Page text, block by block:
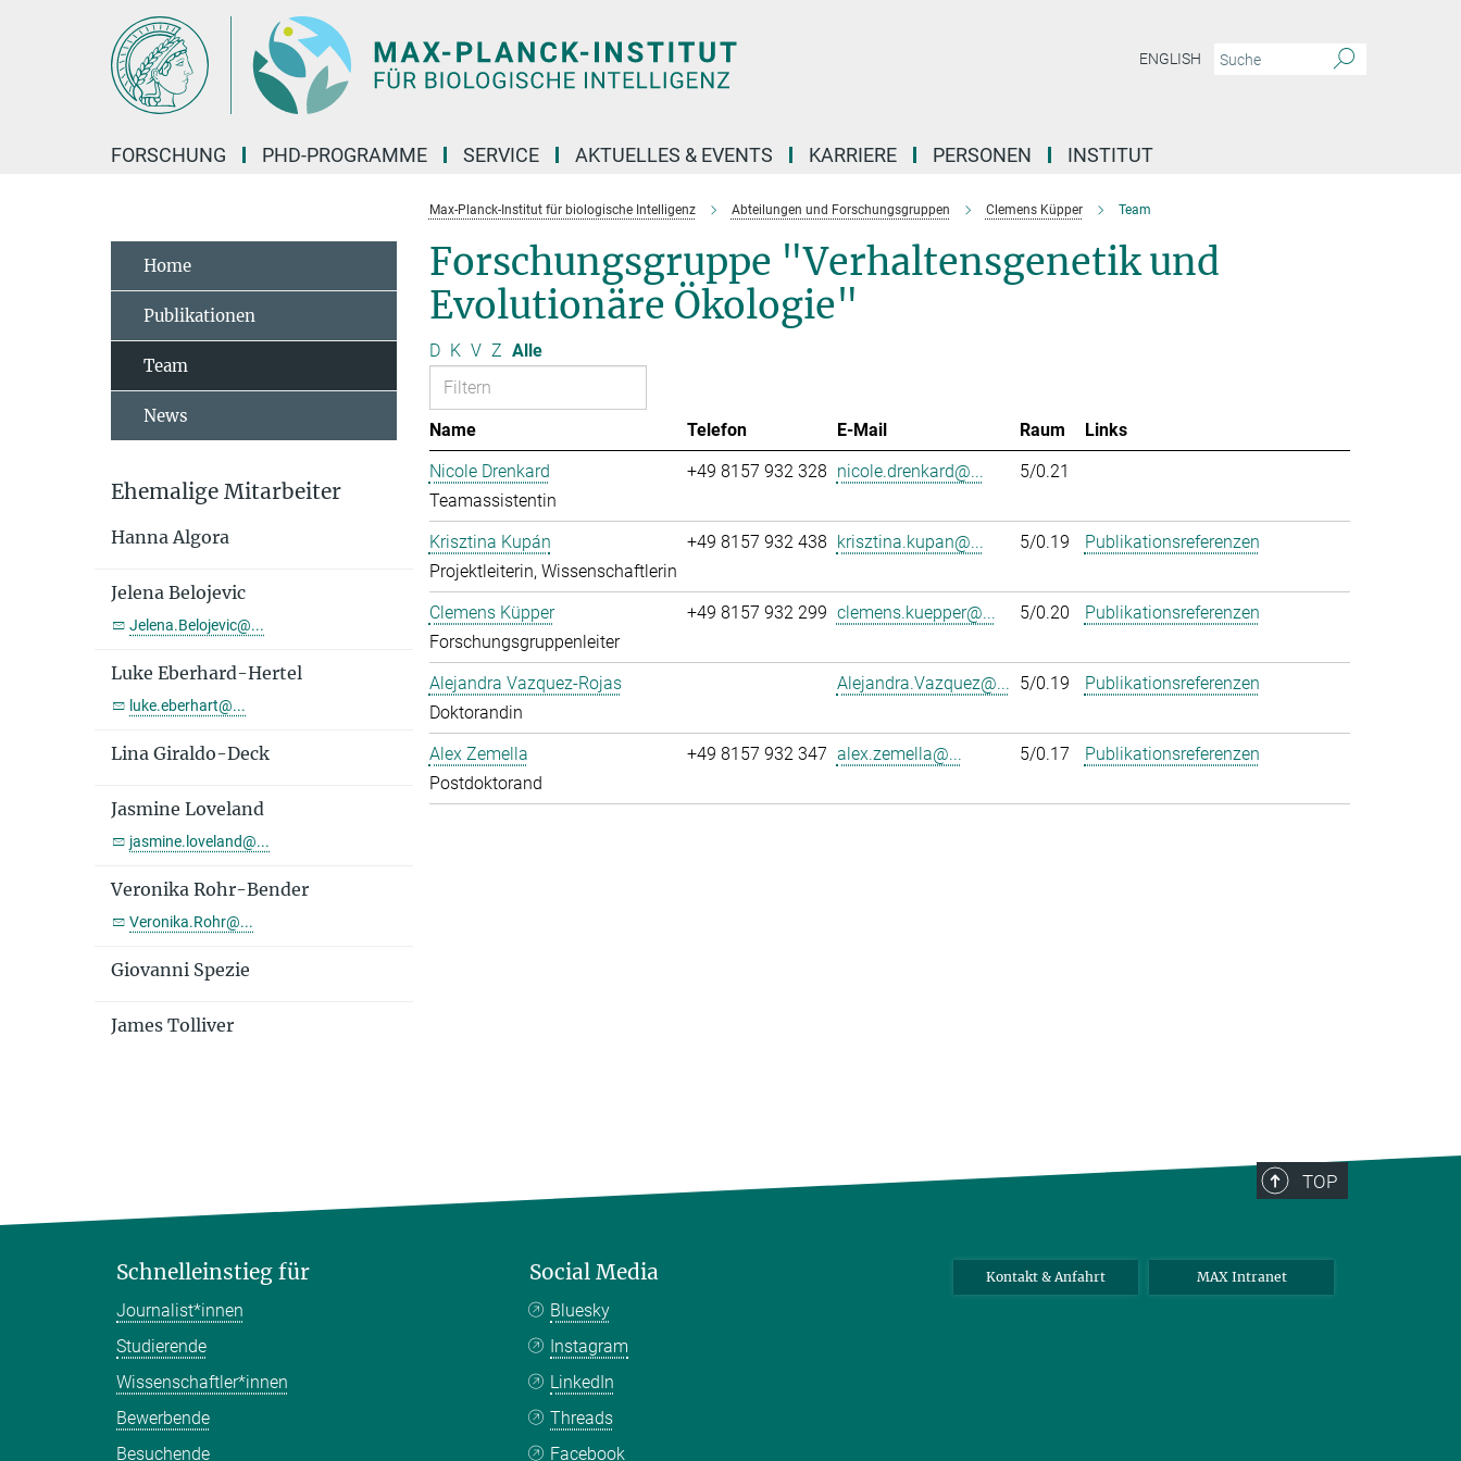
ENGLISH
FORSCHUNG PHD-PROGRAMME SERVICE AKTUELLES & EVENTS KARRIERE PERSONEN INSTITUT
Max-Planck-Institut für biologische Intelligenz Abteilungen und Forschungsgruppen Clemens Küpper Team
Forschungsgruppe "Verhaltensgenetik und
Evolutionäre Ökologie"
D K V Z Alle
Name Telefon E-Mail Raum
Links
Nicole Drenkard
Teamassistentin
+49 8157 932 328 nicole.drenkard@... 5/0.21
Krisztina Kupán
Projektleiterin, Wissenschaftlerin
+49 8157 932 438 krisztina.kupan@... 5/0.19 Publikationsreferenzen
Clemens Küpper
Forschungsgruppenleiter
+49 8157 932 299 clemens.kuepper@... 5/0.20 Publikationsreferenzen
Alejandra Vazquez-Rojas
Doktorandin
Alejandra.Vazquez@... 5/0.19 Publikationsreferenzen
Alex Zemella
Postdoktorand
+49 8157 932 347 alex.zemella@... 5/0.17 Publikationsreferenzen
Home
Publikationen
Team
News
Ehemalige Mitarbeiter
Hanna Algora
Jelena Belojevic
Jelena.Belojevic@...
Luke Eberhard-Hertel
luke.eberhart@...
Lina Giraldo-Deck
Jasmine Loveland
jasmine.loveland@...
Veronika Rohr-Bender
Veronika.Rohr@...
Giovanni Spezie
James Tolliver
TOP
Schnelleinstieg für
Journalist*innen
Studierende
Wissenschaftler*innen
Bewerbende
Besuchende
Social Media
Bluesky
Instagram
LinkedIn
Threads
Facebook
Kontakt & Anfahrt MAX Intranet